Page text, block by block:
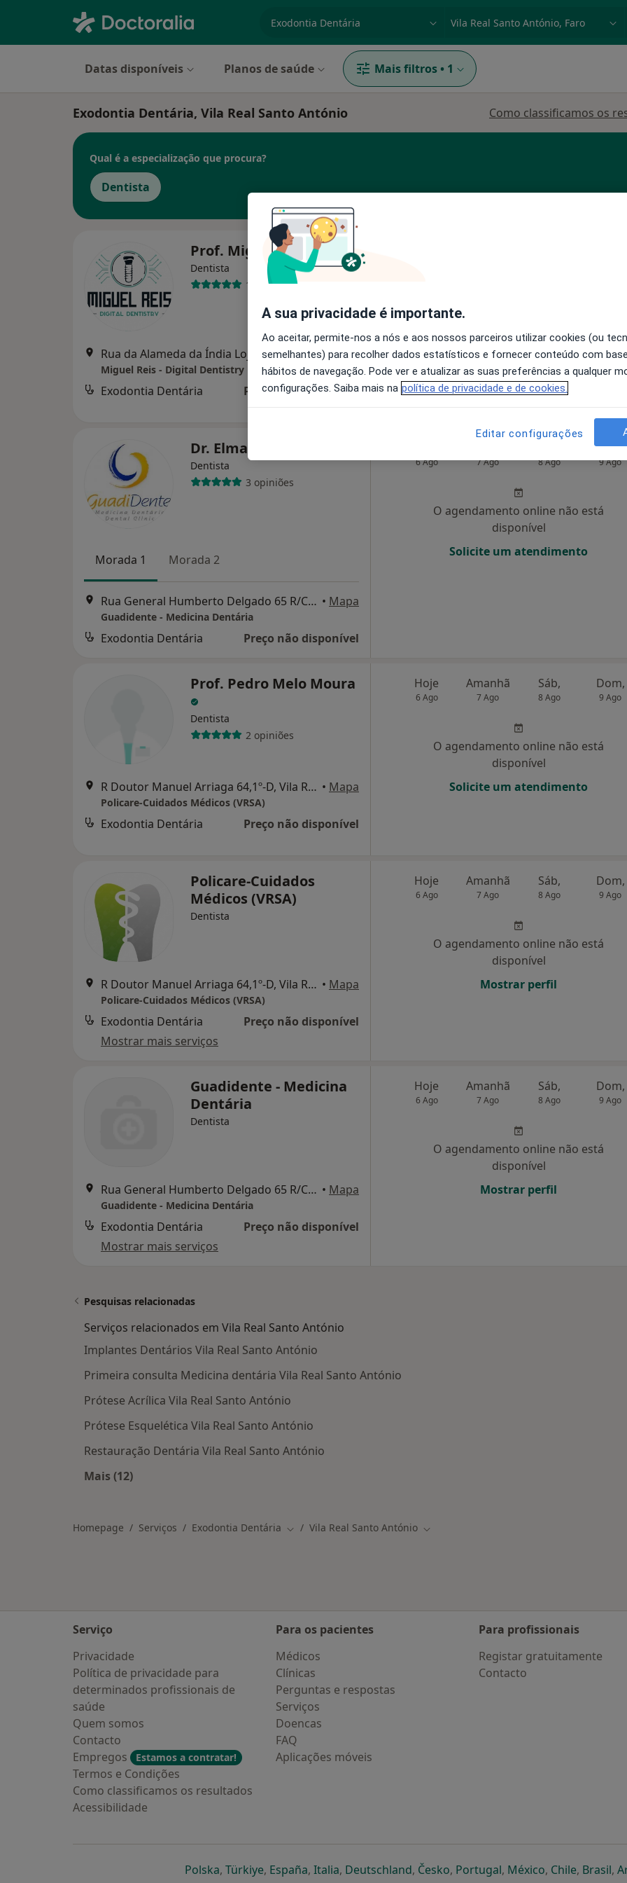
especialidade, doença ou nome
Datas disponíveis Planos de saúde Mais filtros • 1
Exodontia Dentária, Vila Real Santo António Como classificamos os
Qual é a especialização que procura?
Dentista
Prof. Miguel Reis
Dentista
1 opinião
Rua da Alameda da Índia Loja1, Monte Gordo • Mapa
Miguel Reis - Digital Dentistry
Exodontia Dentária Preço não disponível
O agendamento online não está
disponível
Solicite um atendimento
Dr. Elmar Gonçalves
Dentista
3 opiniões
Morada 1 Morada 2
Rua General Humberto Delgado 65 R/C, Vila Real Santo António • Mapa
Guadidente - Medicina Dentária
Exodontia Dentária Preço não disponível
6 Ago 7 Ago 8 Ago
Dom,
9 Ago
O agendamento online não está
disponível
Solicite um atendimento
Prof. Pedro Melo Moura
Dentista
2 opiniões
R Doutor Manuel Arriaga 64,1º-D, Vila Real Santo António • Mapa
Policare-Cuidados Médicos (VRSA)
Exodontia Dentária Preço não disponível
Hoje
6 Ago
Amanhã
7 Ago
Sáb,
8 Ago
Dom,
9 Ago
O agendamento online não está
disponível
Solicite um atendimento
Policare-Cuidados
Médicos (VRSA)
Dentista
R Doutor Manuel Arriaga 64,1º-D, Vila Real Santo António • Mapa
Policare-Cuidados Médicos (VRSA)
Exodontia Dentária
Preço não disponível
Mostrar mais serviços
Hoje
6 Ago
Amanhã
7 Ago
Sáb,
8 Ago
Dom,
9 Ago
O agendamento online não está
disponível
Mostrar perfil
Guadidente - Medicina
Dentária
Dentista
Rua General Humberto Delgado 65 R/C, Vila Real Santo António • Mapa
Guadidente - Medicina Dentária
Exodontia Dentária
Preço não disponível
Mostrar mais serviços
Hoje
6 Ago
Amanhã
7 Ago
Sáb,
8 Ago
Dom,
9 Ago
O agendamento online não está
disponível
Mostrar perfil
Pesquisas relacionadas
Serviços relacionados em Vila Real Santo António
Implantes Dentários Vila Real Santo António
Primeira consulta Medicina dentária Vila Real Santo António
Prótese Acrílica Vila Real Santo António
Prótese Esquelética Vila Real Santo António
Restauração Dentária Vila Real Santo António
Mais (12)
Homepage Serviços Exodontia Dentária Mudar de cidade
Vila Real Santo António Mudar de cidade
Serviço
Privacidade
Política de privacidade para
determinados profissionais de
saúde
Quem somos
Contacto
Empregos
Estamos a contratar!
Termos e Condições
Como classificamos os resultados
Acessibilidade
Para os pacientes
Médicos
Clínicas
Perguntas e respostas
Serviços
Doencas
FAQ
Aplicações móveis
Para profissionais
Registar gratuitamente
Contacto
Polskaabre num novo separador
, Türkiyeabre num novo separador
, Españaabre num novo separador
, Italiaabre num novo separador
, Deutschlandabre num novo separador
, Českoabre num novo separador
, Portugalabre num novo
, Méxicoabre num
, Chileabre
, Brasil,
A sua privacidade é importante.
Ao aceitar, permite-nos a nós e aos nossos parceiros utilizar cookies (ou
semelhantes) para recolher dados estatísticos e fornecer conteúdo com
hábitos de navegação. Pode ver e atualizar as suas preferências a qualquer
configurações. Saiba mais na política de privacidade e de cookies.
Editar configurações